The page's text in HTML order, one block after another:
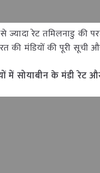
ज्यादा रेट तमिलनाडु
की मंडियों की पूरी सूची
में सोयाबीन के मंडी